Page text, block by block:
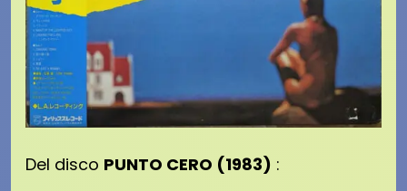
Del disco PUNTO CERO (1983) :